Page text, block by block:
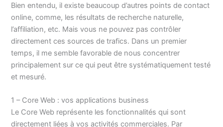
Bien entendu, il existe beaucoup d’autres points de contact
online, comme, les résultats de recherche naturelle,
l’affiliation, etc. Mais vous ne pouvez pas contrôler
directement ces sources de trafics. Dans un premier
temps, il me semble favorable de nous concentrer
principalement sur ce qui peut être systématiquement testé
et mesuré.
1 – Core Web : vos applications business
Le Core Web représente les fonctionnalités qui sont
directement liées à vos activités commerciales. Par